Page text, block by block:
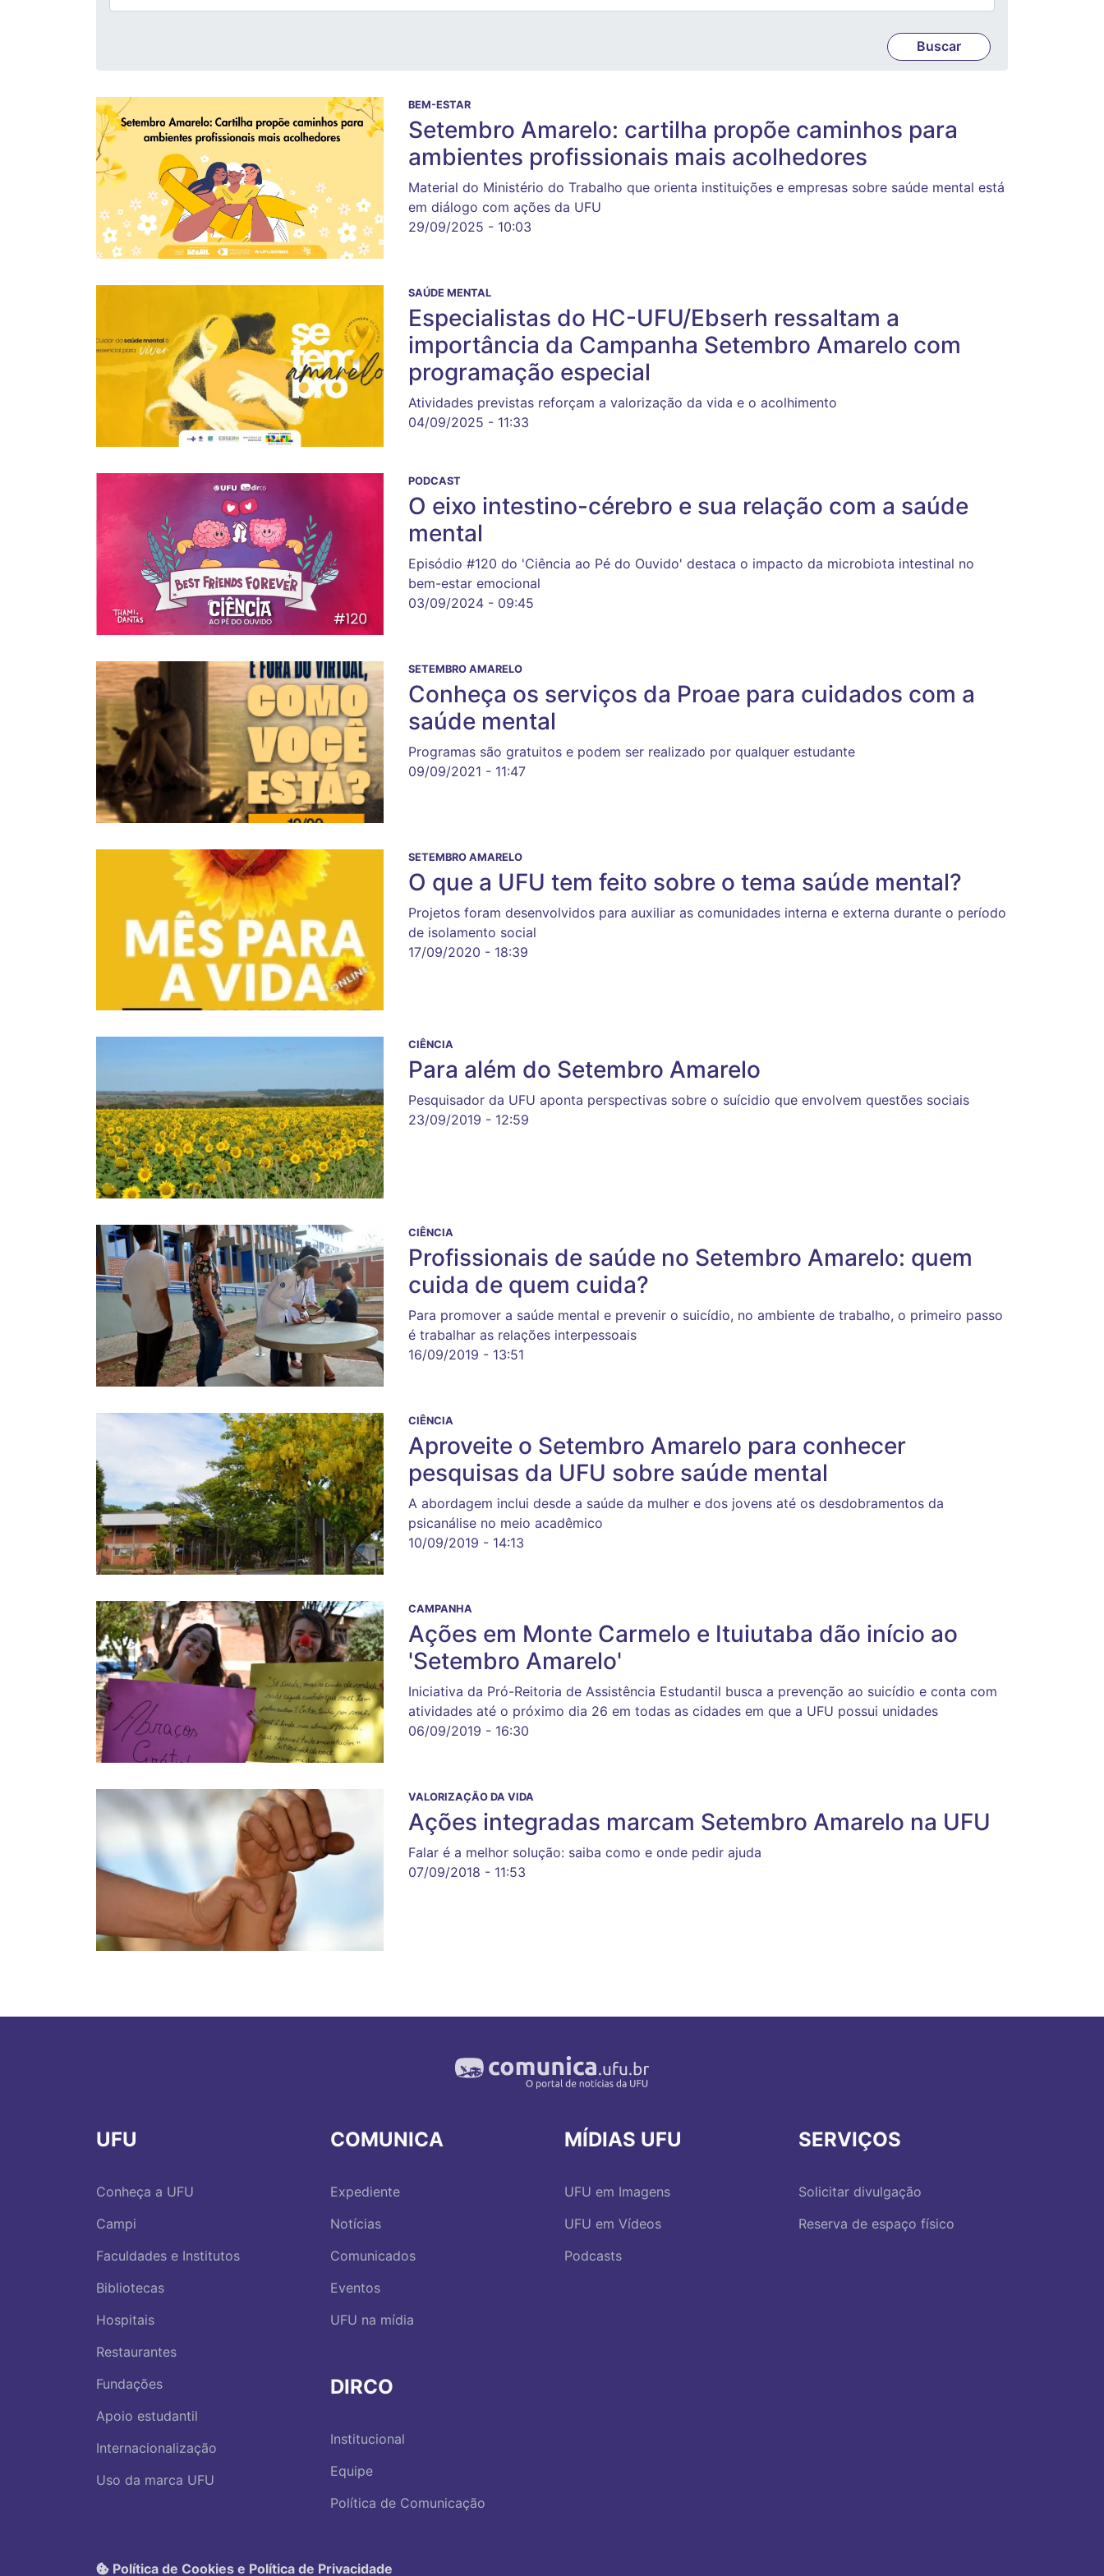
BEM-ESTAR
Setembro Amarelo: cartilha propõe caminhos para
ambientes profissionais mais acolhedores
Material do Ministério do Trabalho que orienta instituições e empresas sobre saúde mental está
em diálogo com ações da UFU
29/09/2025 - 10:03
SAÚDE MENTAL
Especialistas do HC-UFU/Ebserh ressaltam a
importância da Campanha Setembro Amarelo com
programação especial
Atividades previstas reforçam a valorização da vida e o acolhimento
04/09/2025 - 11:33
PODCAST
O eixo intestino-cérebro e sua relação com a saúde
mental
Episódio #120 do 'Ciência ao Pé do Ouvido' destaca o impacto da microbiota intestinal no
bem-estar emocional
03/09/2024 - 09:45
SETEMBRO AMARELO
Conheça os serviços da Proae para cuidados com a
saúde mental
Programas são gratuitos e podem ser realizado por qualquer estudante
09/09/2021 - 11:47
SETEMBRO AMARELO
O que a UFU tem feito sobre o tema saúde mental?
Projetos foram desenvolvidos para auxiliar as comunidades interna e externa durante o período
de isolamento social
17/09/2020 - 18:39
CIÊNCIA
Para além do Setembro Amarelo
Pesquisador da UFU aponta perspectivas sobre o suícidio que envolvem questões sociais
23/09/2019 - 12:59
CIÊNCIA
Profissionais de saúde no Setembro Amarelo: quem
cuida de quem cuida?
Para promover a saúde mental e prevenir o suicídio, no ambiente de trabalho, o primeiro passo
é trabalhar as relações interpessoais
16/09/2019 - 13:51
CIÊNCIA
Aproveite o Setembro Amarelo para conhecer
pesquisas da UFU sobre saúde mental
A abordagem inclui desde a saúde da mulher e dos jovens até os desdobramentos da
psicanálise no meio acadêmico
10/09/2019 - 14:13
CAMPANHA
Ações em Monte Carmelo e Ituiutaba dão início ao
'Setembro Amarelo'
Iniciativa da Pró-Reitoria de Assistência Estudantil busca a prevenção ao suicídio e conta com
atividades até o próximo dia 26 em todas as cidades em que a UFU possui unidades
06/09/2019 - 16:30
VALORIZAÇÃO DA VIDA
Ações integradas marcam Setembro Amarelo na UFU
Falar é a melhor solução: saiba como e onde pedir ajuda
07/09/2018 - 11:53
UFU
Conheça a UFU
Campi
Faculdades e Institutos
Bibliotecas
Hospitais
Restaurantes
Fundações
Apoio estudantil
Internacionalização
Uso da marca UFU
COMUNICA
Expediente
Notícias
Comunicados
Eventos
UFU na mídia
DIRCO
Institucional
Equipe
Política de Comunicação
MÍDIAS UFU
UFU em Imagens
UFU em Vídeos
Podcasts
SERVIÇOS
Solicitar divulgação
Reserva de espaço físico
Política de Cookies e Política de Privacidade